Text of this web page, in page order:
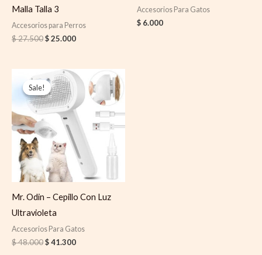
Malla Talla 3
Accesorios para Perros
$27.500$25.000
Accesorios Para Gatos
$ 6.000
Sale!
Sale!
Mr. Odin – Cepillo Con Luz
Ultravioleta
Accesorios Para Gatos
$48.000
Original
price
was:
$ 48.000.
$41.300
Current
price
$ 41.300.